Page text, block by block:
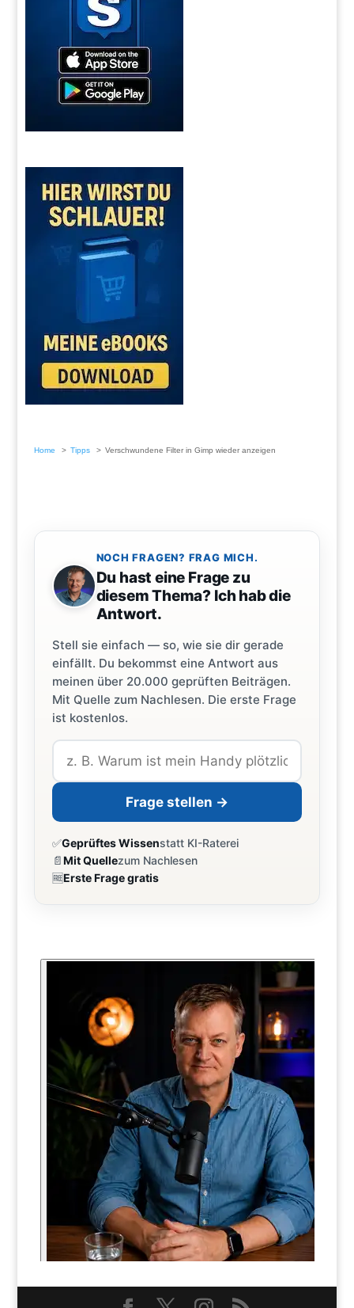
Home Tipps Verschwundene Filter in Gimp wieder anzeigen
NOCH FRAGEN? FRAG MICH.
Du hast eine Frage zu
diesem Thema? Ich hab die
Antwort.
Stell sie einfach — so, wie sie dir gerade
einfällt. Du bekommst eine Antwort aus
meinen über 20.000 geprüften Beiträgen.
Mit Quelle zum Nachlesen. Die erste Frage
ist kostenlos.
Frage stellen →
✅Geprüftes Wissenstatt KI-Raterei
📄Mit Quellezum Nachlesen
🆓Erste Frage gratis